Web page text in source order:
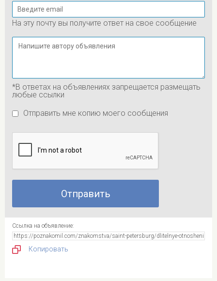
На эту почту вы получите ответ на свое сообщение
*В ответах на объявлениях запрещается размещать
любые ссылки
Отправить мне копию моего сообщения
Ссылка на объявление:
Копировать